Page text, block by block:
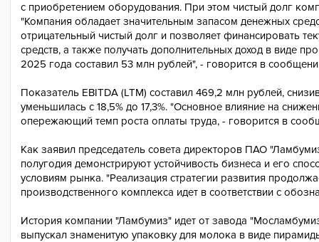
с приобретением оборудования. При этом чистый долг
"Компания обладает значительным запасом денежных
отрицательный чистый долг и позволяет финансировать
средств, а также получать дополнительных доход в виде
2025 года составил 53 млн рублей", - говорится в
Показатель EBITDA (LTM) составил 469,2 млн рублей,
уменьшилась с 18,5% до 17,3%. "Основное влияние на
опережающий темп роста оплаты труда, - говорится в
Как заявил председатель совета директоров ПАО
полугодия демонстрируют устойчивость бизнеса и его
условиям рынка. "Реализация стратегии развития
производственного комплекса идет в соответствии с
История компании "Ламбумиз" идет от завода
выпускал знаменитую упаковку для молока в виде